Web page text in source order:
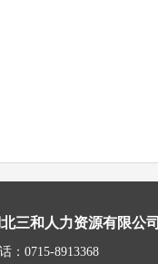
三和人力资源有限公司
：0715-8913368